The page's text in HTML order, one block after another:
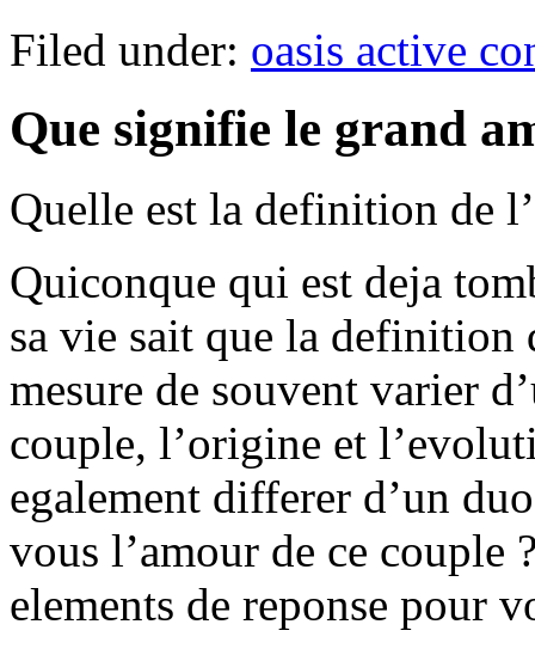
Filed under: oasis active
Que signifie le grand
Quelle est la definition de
Quiconque qui est deja
sa vie sait que la definition
mesure de souvent varier
couple, l’origine et
egalement differer d’un
vous l’amour de ce
elements de reponse pour